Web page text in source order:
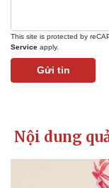
This site is protected by
Service apply.
Gửi tin